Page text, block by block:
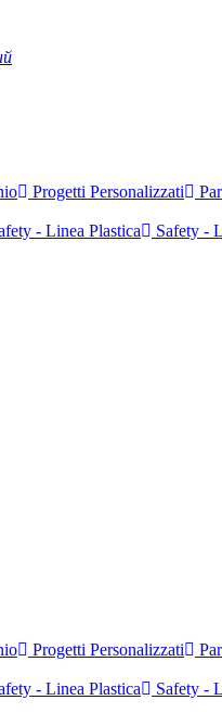
Progetti Personalizzati
- Linea Plastica Safety -
Progetti Personalizzati
- Linea Plastica Safety -